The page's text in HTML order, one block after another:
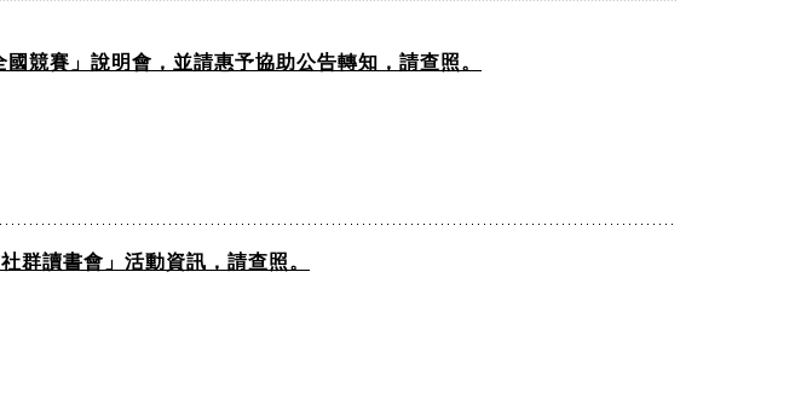
競賽」說明會，並請惠予協助公告轉知，請查照。
群讀書會」活動資訊，請查照。